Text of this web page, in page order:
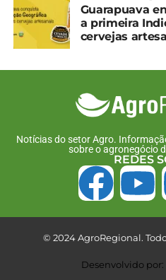
Guarapuava
a primeira
cervejas
Notícias do setor Agro.
sobre o agronegócio
REDES
© 2024 AgroRegional.
Desenvolvido